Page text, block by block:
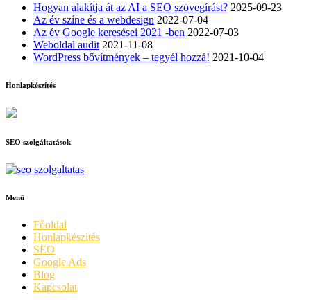
Hogyan alakítja át az AI a SEO szövegírást? 2025-09-23
Az év színe és a webdesign 2022-07-04
Az év Google keresései 2021 -ben 2022-07-03
Weboldal audit 2021-11-08
WordPress bővítmények – tegyél hozzá! 2021-10-04
Honlapkészítés
SEO szolgáltatások
Menü
Főoldal
Honlapkészítés
SEO
Google Ads
Blog
Kapcsolat